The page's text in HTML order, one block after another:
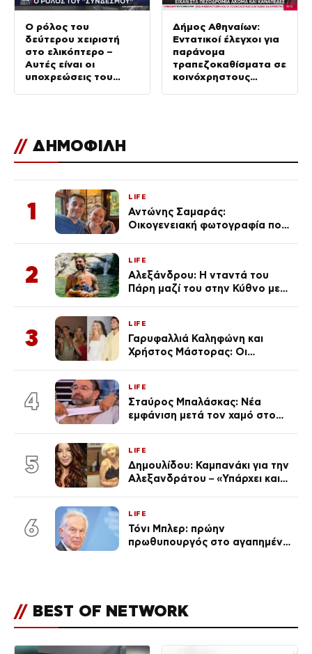
Ο ρόλος του
δεύτερου χειριστή
στο ελικόπτερο –
Αυτές είναι οι
υποχρεώσεις του
Δήμος Αθηναίων:
Εντατικοί έλεγχοι για
παράνομα
τραπεζοκαθίσματα σε
κοινόχρηστους
// ΔΗΜΟΦΙΛΗ
1
LIFE
Αντώνης Σαμαράς:
Οικογενειακή φωτογραφία που
Λένας
2
LIFE
Αλεξάνδρου: Η νταντά του
Πάρη μαζί του στην Κύθνο με
3
LIFE
Γαρυφαλλιά Καληφώνη και
Χρήστος Μάστορας: Οι
απαρατήρητη
4
LIFE
Σταύρος Μπαλάσκας: Νέα
εμφάνιση μετά τον χαμό στο
5
LIFE
Δημουλίδου: Καμπανάκι για την
Αλεξανδράτου – «Υπάρχει και
6
LIFE
Τόνι Μπλερ: πρώην
πρωθυπουργός στο αγαπημένο
// BEST OF NETWORK